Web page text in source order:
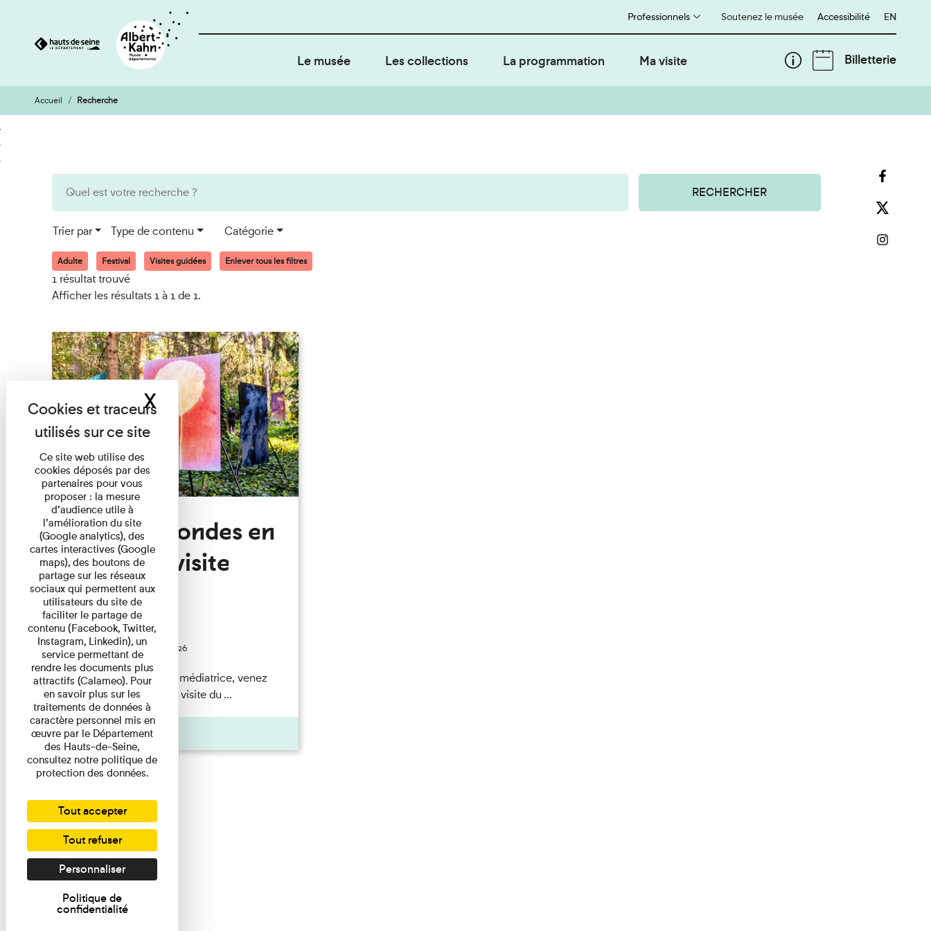
Aller
au
contenu
Aller
à
la
Soutenez le musée
Professionnels Accessibilité English
EN
Le musée Les collections La programmation Ma visite Billetterie
Accueil Recherche
RECHERCHER
Trier par Type de contenu Catégorie
Adulte Festival Visites guidées Enlever tous les filtres
1 résultat trouvé
Afficher les résultats 1 à 1 de 1.
Festival Mondes en
commun: visite
guidée
Festival
Du 23/08/2026 au 23/08/2026
Accompagnés par une médiatrice, venez
découvrir à travers une visite du ...
Agenda
Ce site web utilise des
cookies déposés par des
partenaires pour vous
proposer : la mesure
d’audience utile à
l’amélioration du site
(Google analytics), des
cartes interactives (Google
maps), des boutons de
partage sur les réseaux
sociaux qui permettent aux
utilisateurs du site de
faciliter le partage de
contenu (Facebook, Twitter,
Instagram, Linkedin), un
service permettant de
rendre les documents plus
attractifs (Calameo). Pour
en savoir plus sur les
traitements de données à
caractère personnel mis en
œuvre par le Département
des Hauts-de-Seine,
consultez notre politique de
protection des données.
Tout accepter
Tout refuser
Personnaliser
Politique de
confidentialité
XMasquer le bandeau des cookies